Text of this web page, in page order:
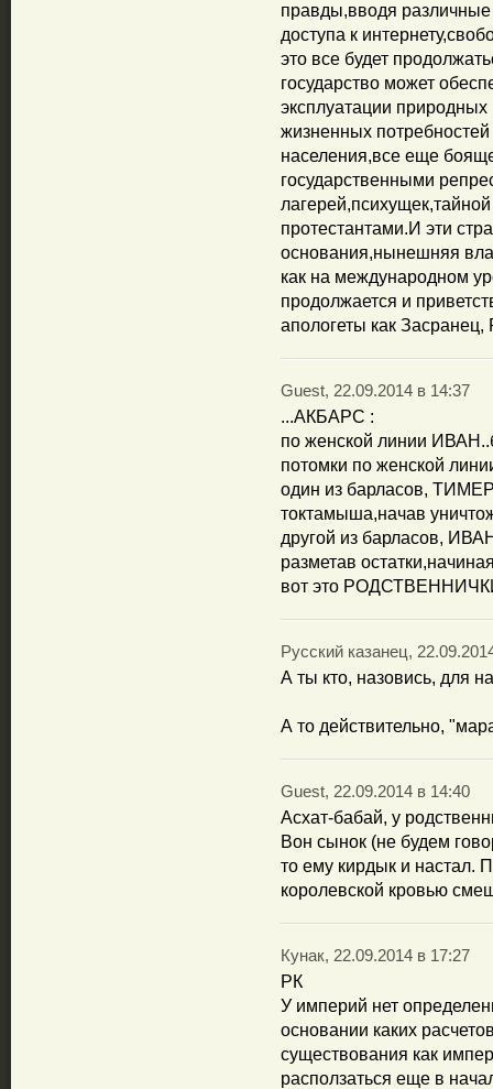
правды,вводя
доступа к
это все будет
государство может
эксплуатации
жизненных
населения,все еще
государственными
протестантами.И эти
основания,нынешняя
как на международном
продолжается и
апологеты как
Guest, 22.09.2014 в 14:37
...АКБАРС :
по женской линии
потомки по женской
один из барласов,
токтамыша,начав
другой из барласов,
разметав
вот это
Русский казанец,
А ты кто, назовись, для
А то действительно,
Guest, 22.09.2014 в 14:40
Асхат-бабай, у
Вон сынок (не будем
то ему кирдык и настал.
королевской кровью
Кунак, 22.09.2014 в 17:27
РК
У империй нет
основании каких
существования как
расползаться еще в